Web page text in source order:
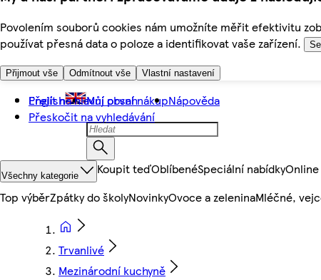
Povolením souborů cookies nám umožníte měřit efektivitu
používat přesná data o poloze a identifikovat vaše zařízení.
Přijmout vše Odmítnout vše Vlastní nastavení
Přejít na hlavní obsah
Přeskočit na vyhledávání
English Můj první nákupNápověda
Všechny kategorie Koupit teďOblíbenéSpeciální nabídky
Top výběrZpátky do školyNovinkyOvoce a zeleninaMléčné,
Trvanlivé
Mezinárodní kuchyně